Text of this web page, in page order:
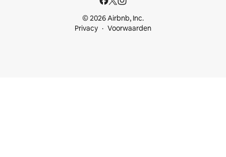
© 2026 Airbnb, Inc.
Privacy
Voorwaarden